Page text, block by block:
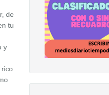
de
tu
y
rico